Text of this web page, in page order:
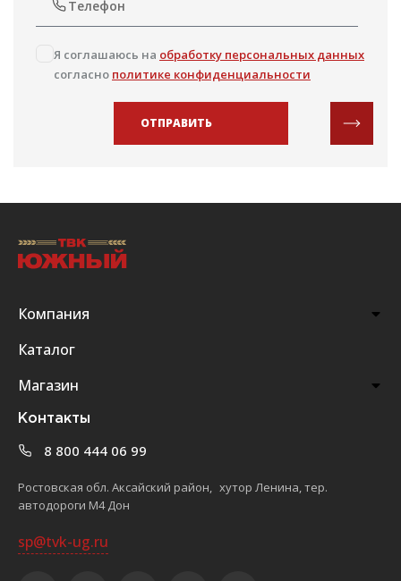
Я соглашаюсь на обработку персональных данных
согласно политике конфиденциальности
ОТПРАВИТЬ
Компания
Каталог
Магазин
Контакты
8 800 444 06 99
Ростовская обл. Аксайский район, хутор Ленина, тер.
автодороги М4 Дон
sp@tvk-ug.ru